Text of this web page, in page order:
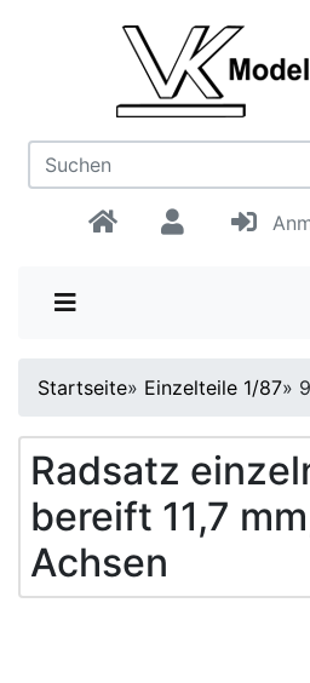
Startseite» Einzelteile 1/87»
Radsatz
bereift 11,7
Achsen